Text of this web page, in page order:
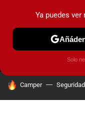
MENÚ
HOY SE HABLA DE
Camper Seguridad
Ya puedes
Solo